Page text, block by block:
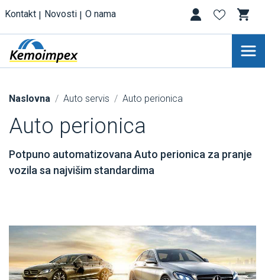
Kontakt Novosti O nama
Naslovna Auto servis Auto perionica
Auto perionica
Potpuno automatizovana Auto perionica za pranje
vozila sa najvišim standardima